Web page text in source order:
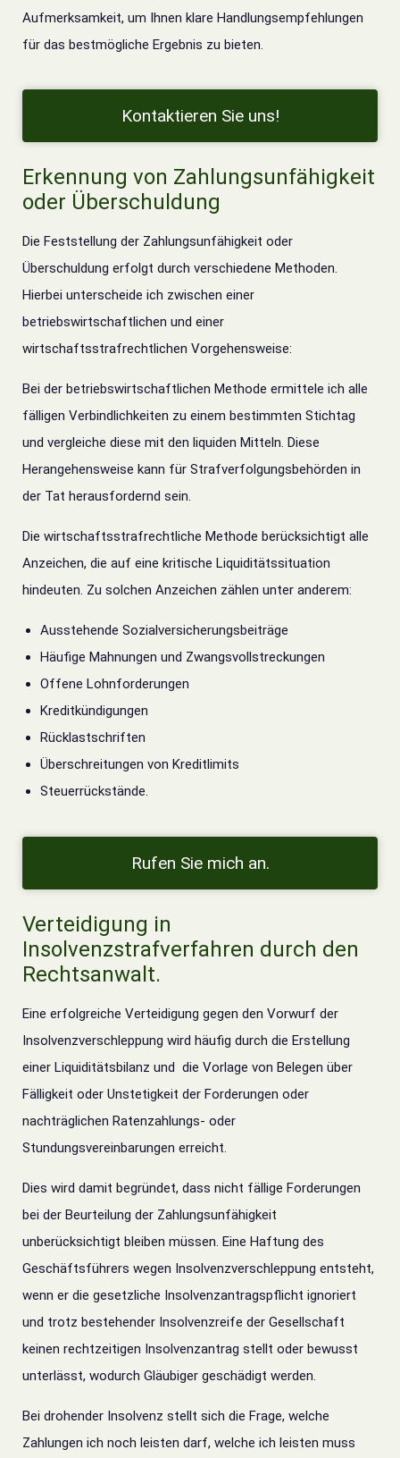
Aufmerksamkeit, um Ihnen klare Handlungsempfehlungen
für das bestmögliche Ergebnis zu bieten.
Kontaktieren Sie uns!
Erkennung von Zahlungsunfähigkeit
oder Überschuldung
Die Feststellung der Zahlungsunfähigkeit oder
Überschuldung erfolgt durch verschiedene Methoden.
Hierbei unterscheide ich zwischen einer
betriebswirtschaftlichen und einer
wirtschaftsstrafrechtlichen Vorgehensweise:
Bei der betriebswirtschaftlichen Methode ermittele ich alle
fälligen Verbindlichkeiten zu einem bestimmten Stichtag
und vergleiche diese mit den liquiden Mitteln. Diese
Herangehensweise kann für Strafverfolgungsbehörden in
der Tat herausfordernd sein.
Die wirtschaftsstrafrechtliche Methode berücksichtigt alle
Anzeichen, die auf eine kritische Liquiditätssituation
hindeuten. Zu solchen Anzeichen zählen unter anderem:
Ausstehende Sozialversicherungsbeiträge
Häufige Mahnungen und Zwangsvollstreckungen
Offene Lohnforderungen
Kreditkündigungen
Rücklastschriften
Überschreitungen von Kreditlimits
Steuerrückstände.
Rufen Sie mich an.
Verteidigung in
Insolvenzstrafverfahren durch den
Rechtsanwalt.
Eine erfolgreiche Verteidigung gegen den Vorwurf der
Insolvenzverschleppung wird häufig durch die Erstellung
einer Liquiditätsbilanz und die Vorlage von Belegen über
Fälligkeit oder Unstetigkeit der Forderungen oder
nachträglichen Ratenzahlungs- oder
Stundungsvereinbarungen erreicht.
Dies wird damit begründet, dass nicht fällige Forderungen
bei der Beurteilung der Zahlungsunfähigkeit
unberücksichtigt bleiben müssen. Eine Haftung des
Geschäftsführers wegen Insolvenzverschleppung entsteht,
wenn er die gesetzliche Insolvenzantragspflicht ignoriert
und trotz bestehender Insolvenzreife der Gesellschaft
keinen rechtzeitigen Insolvenzantrag stellt oder bewusst
unterlässt, wodurch Gläubiger geschädigt werden.
Bei drohender Insolvenz stellt sich die Frage, welche
Zahlungen ich noch leisten darf, welche ich leisten muss